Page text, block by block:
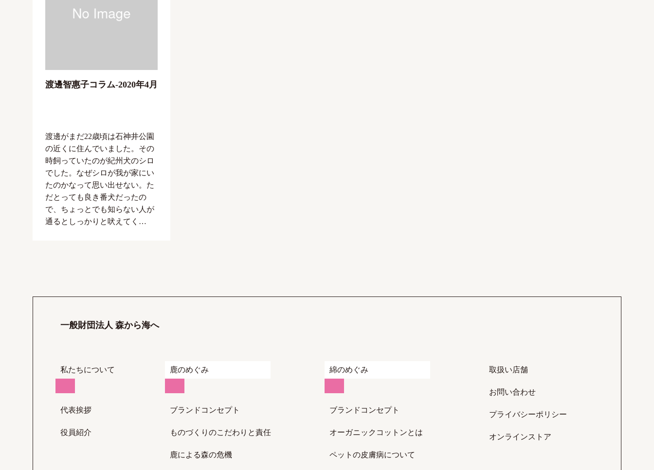
渡邊智惠子コラム-2020年4月
渡邊がまだ22歳頃は石神井公園
の近くに住んでいました。その
時飼っていたのが紀州犬のシロ
でした。なぜシロが我が家にい
たのかなって思い出せない。た
だとっても良き番犬だったの
で、ちょっとでも知らない人が
通るとしっかりと吠えてく…
一般財団法人 森から海へ
私たちについて
代表挨拶
役員紹介
鹿のめぐみ
ブランドコンセプト
ものづくりのこだわりと責任
鹿による森の危機
綿のめぐみ
ブランドコンセプト
オーガニックコットンとは
ペットの皮膚病について
取扱い店舗
お問い合わせ
プライバシーポリシー
オンラインストア